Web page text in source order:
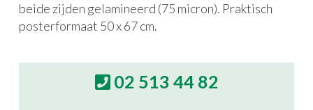
beide zijden gelamineerd (75 micron). Praktisch
posterformaat 50 x 67 cm.
02 513 44 82